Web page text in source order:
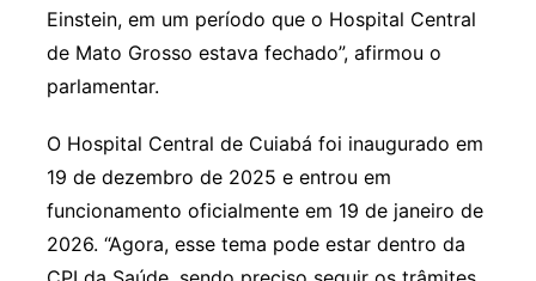
Einstein, em um período que o Hospital Central
de Mato Grosso estava fechado”, afirmou o
parlamentar.
O Hospital Central de Cuiabá foi inaugurado em
19 de dezembro de 2025 e entrou em
funcionamento oficialmente em 19 de janeiro de
2026. “Agora, esse tema pode estar dentro da